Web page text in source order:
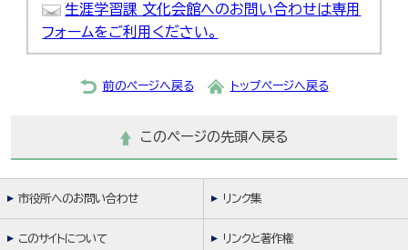
生涯学習課 文化会館へのお問い合わせは専用
フォームをご利用ください。
前のページへ戻る トップページへ戻る
このページの先頭へ戻る
市役所へのお問い合わせ リンク集
このサイトについて リンクと著作権